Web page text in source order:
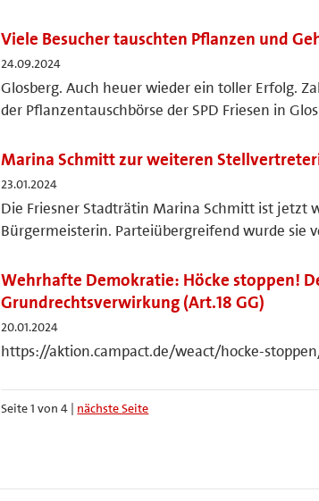
Viele Besucher tauschten Pflanzen und
24.09.2024
Glosberg. Auch heuer wieder ein toller Erfolg.
der Pflanzentauschbörse der SPD Friesen in
Marina Schmitt zur weiteren
23.01.2024
Die Friesner Stadträtin Marina Schmitt ist jetzt
Bürgermeisterin. Parteiübergreifend wurde sie
Wehrhafte Demokratie: Höcke stoppen!
Grundrechtsverwirkung (Art.18 GG)
20.01.2024
https://aktion.campact.de/weact/hocke-
Seite 1 von 4 | nächste Seite